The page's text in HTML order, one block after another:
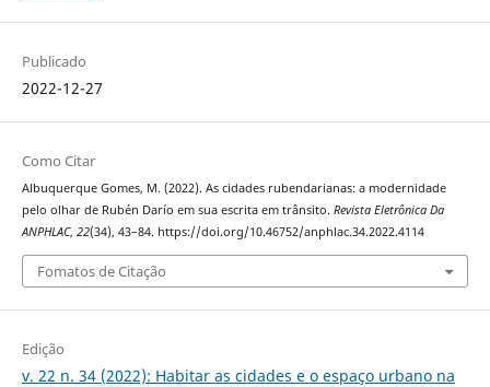
Publicado
2022-12-27
Como Citar
Albuquerque Gomes, M. (2022). As cidades rubendarianas: a modernidade
pelo olhar de Rubén Darío em sua escrita em trânsito. Revista Eletrônica Da
ANPHLAC, 22(34), 43–84. https://doi.org/10.46752/anphlac.34.2022.4114
Fomatos de Citação
Edição
v. 22 n. 34 (2022): Habitar as cidades e o espaço urbano na